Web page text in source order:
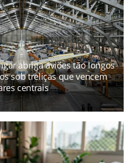
abriga aviões tão longos
sob treliças que vencem
centrais